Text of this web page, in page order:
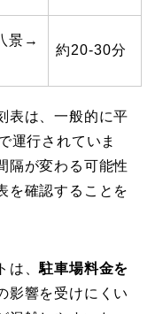
景→
約20-30分
表は、一般的に平
運行されていま
隔が変わる可能性
を確認することを
は、駐車場料金を
影響を受けにくい